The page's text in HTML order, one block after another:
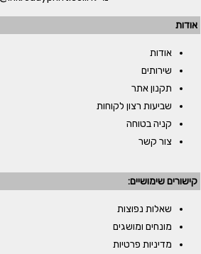
אודות
אודות
שירותים
תקנון אתר
שביעות רצון לקוחות
קניה בטוחה
צור קשר
קישורים שימושיים:
שאלות נפוצות
מונחים ומושגים
מדיניות פרטיות